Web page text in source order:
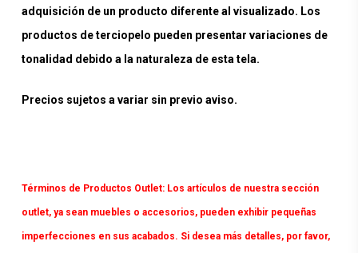
adquisición de un producto diferente al visualizado. Los
productos de terciopelo pueden presentar variaciones de
tonalidad debido a la naturaleza de esta tela.
Precios sujetos a variar sin previo aviso.
Términos de Productos Outlet:Los artículos de nuestra sección
outlet, ya sean muebles o accesorios, pueden exhibir pequeñas
imperfecciones en sus acabados. Si desea más detalles, por favor,